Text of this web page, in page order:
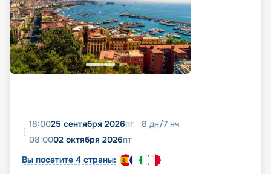
18:0025 сентября 2026пт 8 дн/7 нч
08:0002 октября 2026пт
Вы посетите 4 страны: